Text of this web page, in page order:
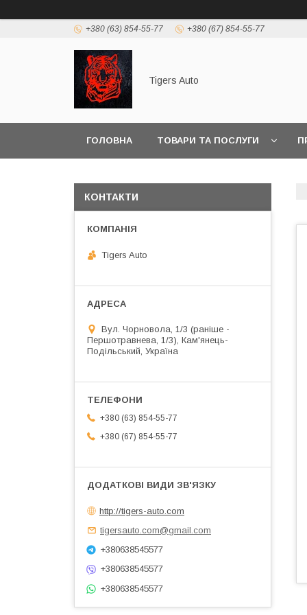
+380 (63) 854-55-77 +380 (67) 854-55-77
Tigers Auto
ГОЛОВНА ТОВАРИ ТА ПОСЛУГИ
КОНТАКТИ
Tigers Auto
Вул. Чорновола, 1/3 (раніше -
Першотравнева, 1/3), Кам'янець-
Подільський, Україна
+380 (63) 854-55-77
+380 (67) 854-55-77
http://tigers-auto.com
tigersauto.com@gmail.com
+380638545577
+380638545577
+380638545577